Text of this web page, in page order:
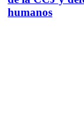
humanos